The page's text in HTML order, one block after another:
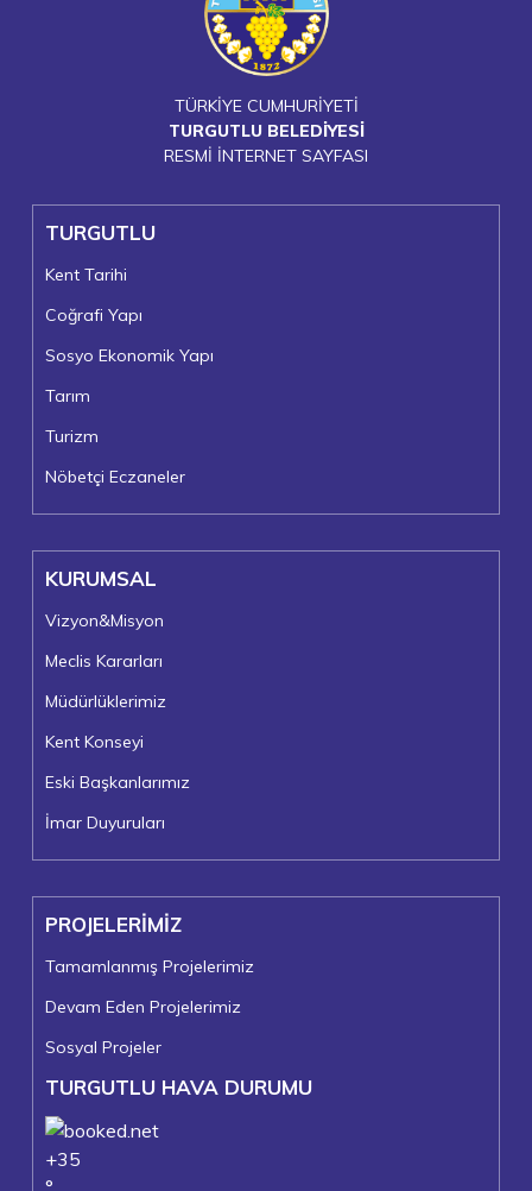
TÜRKİYE CUMHURİYETİ
TURGUTLU BELEDİYESİ
RESMİ İNTERNET SAYFASI
TURGUTLU
Kent Tarihi
Coğrafi Yapı
Sosyo Ekonomik Yapı
Tarım
Turizm
Nöbetçi Eczaneler
KURUMSAL
Vizyon&Misyon
Meclis Kararları
Müdürlüklerimiz
Kent Konseyi
Eski Başkanlarımız
İmar Duyuruları
PROJELERİMİZ
Tamamlanmış Projelerimiz
Devam Eden Projelerimiz
Sosyal Projeler
TURGUTLU HAVA DURUMU
+35